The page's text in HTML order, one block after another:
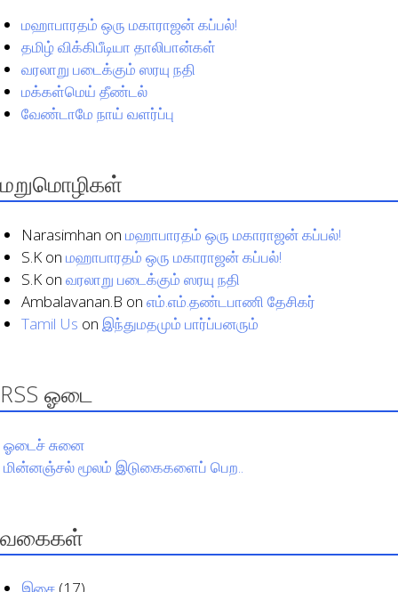
மஹாபாரதம் ஒரு மகாராஜன் கப்பல்!
தமிழ் விக்கிபீடியா தாலிபான்கள்
வரலாறு படைக்கும் ஸரயு நதி
மக்கள்மெய் தீண்டல்
வேண்டாமே நாய் வளர்ப்பு
மறுமொழிகள்
Narasimhan on மஹாபாரதம் ஒரு மகாராஜன் கப்பல்!
S.K on மஹாபாரதம் ஒரு மகாராஜன் கப்பல்!
S.K on வரலாறு படைக்கும் ஸரயு நதி
Ambalavanan.B on எம்.எம்.தண்டபாணி தேசிகர்
Tamil Us on இந்துமதமும் பார்ப்பனரும்
RSS ஓடை
ஓடைச் சுனை
மின்னஞ்சல் மூலம் இடுகைகளைப் பெற..
வகைகள்